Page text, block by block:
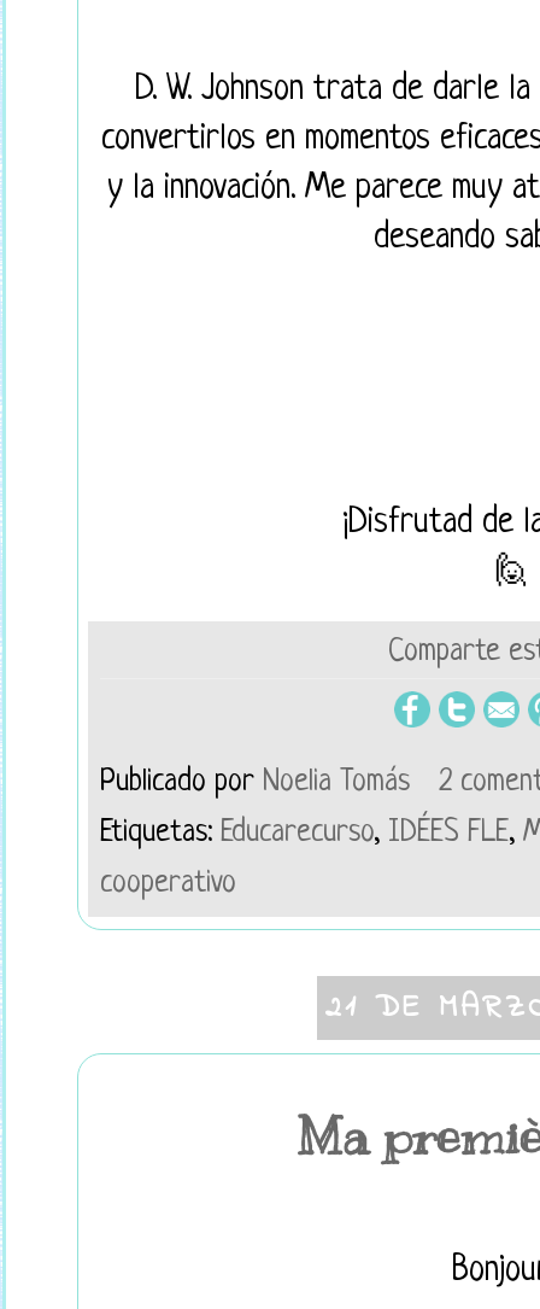
D. W. Johnson trata de darle
convertirlos en momentos
y la innovación. Me parece muy
deseando
¡Disfrutad de
🙋
Comparte
Publicado por Noelia Tomás
2
Etiquetas: Educarecurso, IDÉES FLE,
cooperativo
21 DE
Ma